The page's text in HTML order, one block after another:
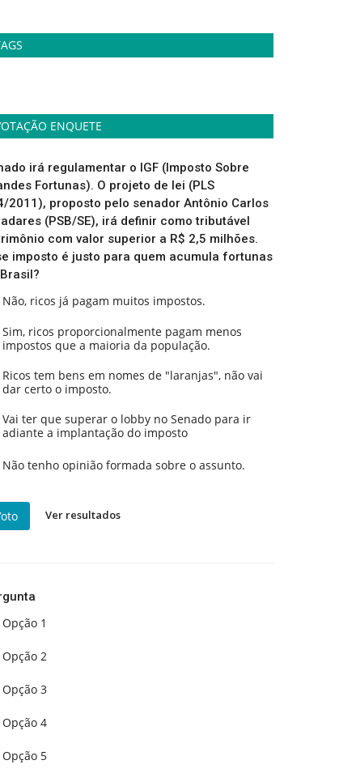
ENQUETE
irá regulamentar o IGF (Imposto Sobre
Fortunas). O projeto de lei (PLS
2011), proposto pelo senador Antônio Carlos
(PSB/SE), irá definir como tributável
com valor superior a R$ 2,5 milhões.
imposto é justo para quem acumula fortunas
Não, ricos já pagam muitos impostos.
Sim, ricos proporcionalmente pagam menos
impostos que a maioria da população.
Ricos tem bens em nomes de "laranjas", não vai
dar certo o imposto.
Vai ter que superar o lobby no Senado para ir
adiante a implantação do imposto
Não tenho opinião formada sobre o assunto.
Ver resultados
Opção 1
Opção 2
Opção 3
Opção 4
Opção 5